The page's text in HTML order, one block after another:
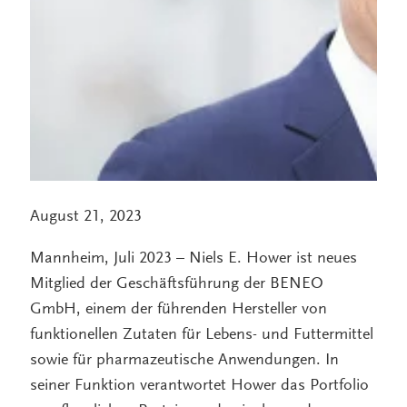
August 21, 2023
Mannheim, Juli 2023 – Niels E. Hower ist neues
Mitglied der Geschäftsführung der BENEO
GmbH, einem der führenden Hersteller von
funktionellen Zutaten für Lebens- und Futtermittel
sowie für pharmazeutische Anwendungen. In
seiner Funktion verantwortet Hower das Portfolio